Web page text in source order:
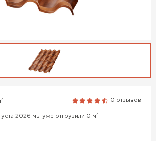
3 0 отзывов
2026 мы уже отгрузили 0 м3